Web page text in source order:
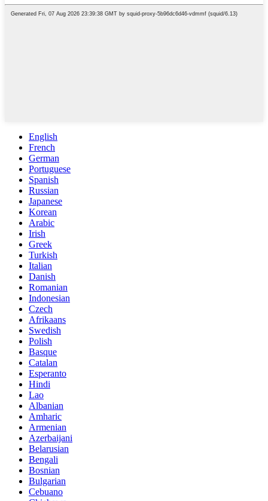
English
French
German
Portuguese
Spanish
Russian
Japanese
Korean
Arabic
Irish
Greek
Turkish
Italian
Danish
Romanian
Indonesian
Czech
Afrikaans
Swedish
Polish
Basque
Catalan
Esperanto
Hindi
Lao
Albanian
Amharic
Armenian
Azerbaijani
Belarusian
Bengali
Bosnian
Bulgarian
Cebuano